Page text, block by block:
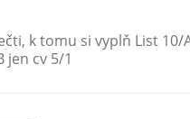
k tomu si vyplň List 10/
jen cv 5/1